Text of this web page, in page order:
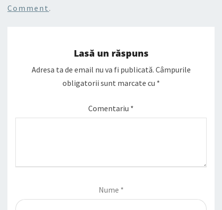
Comment .
Lasă un răspuns
Adresa ta de email nu va fi publicată. Câmpurile
obligatorii sunt marcate cu *
Comentariu *
Nume *